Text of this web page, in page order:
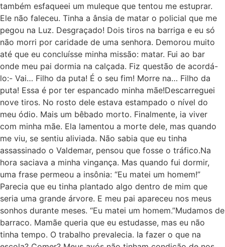
também esfaqueei um muleque que tentou me estuprar.
Ele não faleceu. Tinha a ânsia de matar o policial que me
pegou na Luz. Desgraçado! Dois tiros na barriga e eu só
não morri por caridade de uma senhora. Demorou muito
até que eu concluísse minha missão: matar. Fui ao bar
onde meu pai dormia na calçada. Fiz questão de acordá-
lo:- Vai… Filho da puta! É o seu fim! Morre na… Filho da
puta! Essa é por ter espancado minha mãe!Descarreguei
nove tiros. No rosto dele estava estampado o nível do
meu ódio. Mais um bêbado morto. Finalmente, ia viver
com minha mãe. Ela lamentou a morte dele, mas quando
me viu, se sentiu aliviada. Não sabia que eu tinha
assassinado o Valdemar, pensou que fosse o tráfico.Na
hora saciava a minha vingança. Mas quando fui dormir,
uma frase permeou a insônia: “Eu matei um homem!”
Parecia que eu tinha plantado algo dentro de mim que
seria uma grande árvore. E meu pai apareceu nos meus
sonhos durante meses. “Eu matei um homem.”Mudamos de
barraco. Mamãe queria que eu estudasse, mas eu não
tinha tempo. O trabalho prevalecia. Ia fazer o que na